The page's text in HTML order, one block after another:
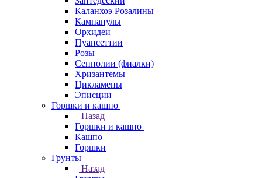
Каланхоэ Розалины
Кампанулы
Орхидеи
Пуансеттии
Розы
Сенполии (фиалки)
Хризантемы
Цикламены
Эписции
Горшки и кашпо
Назад
Горшки и кашпо
Кашпо
Горшки
Грунты
Назад